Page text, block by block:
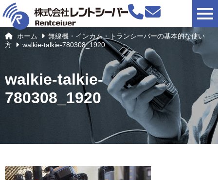
ホーム
無線機・インカム・トランシーバーの基本的な使い
方
walkie-talkie-780308_1920
walkie-talkie-
780308_1920